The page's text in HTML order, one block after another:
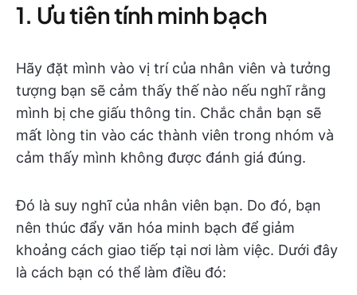
1. Ưu tiên tính minh bạch
Hãy đặt mình vào vị trí của nhân viên và tưởng
tượng bạn sẽ cảm thấy thế nào nếu nghĩ rằng
mình bị che giấu thông tin. Chắc chắn bạn sẽ
mất lòng tin vào các thành viên trong nhóm và
cảm thấy mình không được đánh giá đúng.
Đó là suy nghĩ của nhân viên bạn. Do đó, bạn
nên thúc đẩy văn hóa minh bạch để giảm
khoảng cách giao tiếp tại nơi làm việc. Dưới đây
là cách bạn có thể làm điều đó: